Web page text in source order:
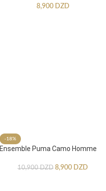
8,900 DZD
-18%
Ensemble Puma Camo Homme
10,900DZD 8,900 DZD